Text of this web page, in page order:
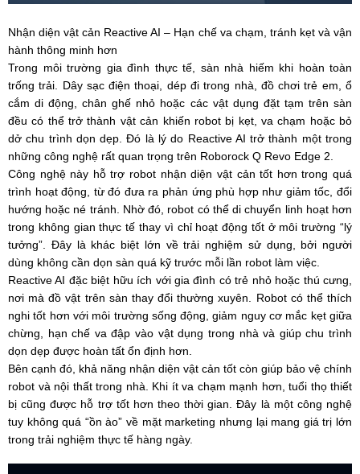
Nhận diện vật cản Reactive AI – Hạn chế va chạm, tránh kẹt và vận
hành thông minh hơn
Trong môi trường gia đình thực tế, sàn nhà hiếm khi hoàn toàn
trống trải. Dây sạc điện thoại, dép đi trong nhà, đồ chơi trẻ em, ổ
cắm di động, chân ghế nhỏ hoặc các vật dụng đặt tạm trên sàn
đều có thể trở thành vật cản khiến robot bị kẹt, va chạm hoặc bỏ
dở chu trình dọn dẹp. Đó là lý do Reactive AI trở thành một trong
những công nghệ rất quan trọng trên Roborock Q Revo Edge 2.
Công nghệ này hỗ trợ robot nhận diện vật cản tốt hơn trong quá
trình hoạt động, từ đó đưa ra phản ứng phù hợp như giảm tốc, đổi
hướng hoặc né tránh. Nhờ đó, robot có thể di chuyển linh hoạt hơn
trong không gian thực tế thay vì chỉ hoạt động tốt ở môi trường “lý
tưởng”. Đây là khác biệt lớn về trải nghiệm sử dụng, bởi người
dùng không cần dọn sàn quá kỹ trước mỗi lần robot làm việc.
Reactive AI đặc biệt hữu ích với gia đình có trẻ nhỏ hoặc thú cưng,
nơi mà đồ vật trên sàn thay đổi thường xuyên. Robot có thể thích
nghi tốt hơn với môi trường sống động, giảm nguy cơ mắc kẹt giữa
chừng, hạn chế va đập vào vật dụng trong nhà và giúp chu trình
dọn dẹp được hoàn tất ổn định hơn.
Bên cạnh đó, khả năng nhận diện vật cản tốt còn giúp bảo vệ chính
robot và nội thất trong nhà. Khi ít va chạm mạnh hơn, tuổi thọ thiết
bị cũng được hỗ trợ tốt hơn theo thời gian. Đây là một công nghệ
tuy không quá “ồn ào” về mặt marketing nhưng lại mang giá trị lớn
trong trải nghiệm thực tế hàng ngày.